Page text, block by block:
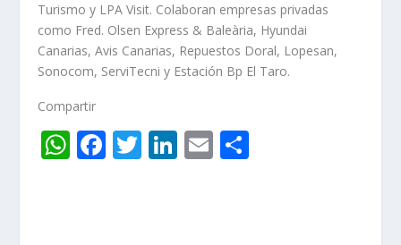
Turismo y LPA Visit. Colaboran empresas privadas
como Fred. Olsen Express & Baleària, Hyundai
Canarias, Avis Canarias, Repuestos Doral, Lopesan,
Sonocom, ServiTecni y Estación Bp El Taro.
Compartir
W F T Li E